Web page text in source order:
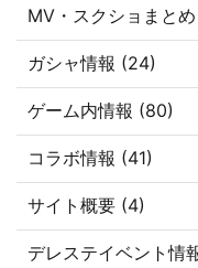
MV・スクショまと
ガシャ情報 (24)
ゲーム内情報 (80)
コラボ情報 (41)
サイト概要 (4)
デレステイベント情